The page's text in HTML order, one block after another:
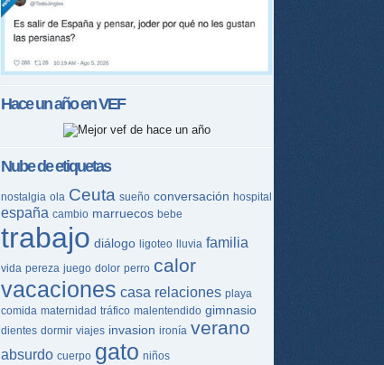
Hace un año enVEF
Nube de etiquetas
nostalgia ola Ceuta sueño conversación hospital
españa cambio marruecos bebe
trabajo diálogo ligoteo lluvia familia
vida pereza juego dolor perro calor
vacaciones casa relaciones playa
comida maternidad tráfico malentendido gimnasio
dientes dormir viajes invasion ironía verano
absurdo cuerpo gato niños